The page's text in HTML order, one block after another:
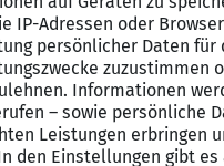
Datenschutzerklärung